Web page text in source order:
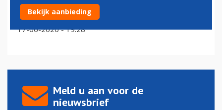
Britse regering geeft Airbus A330 patriottisch kleurtje;
oppositie boos
17-06-2020 - 19:28
Meld u aan voor de
nieuwsbrief
Bekijk aanbieding